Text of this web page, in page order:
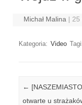
Michał Malina | 25
Kategoria: Video
Post navigation
←
otwarte u